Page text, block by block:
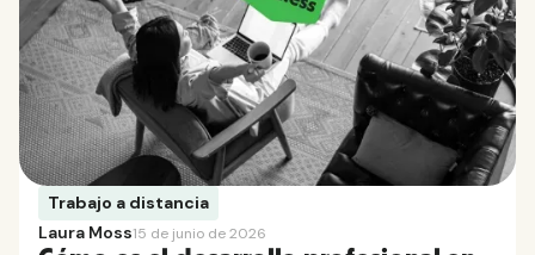
Trabajo a distancia
Laura Moss15 de junio de 2026